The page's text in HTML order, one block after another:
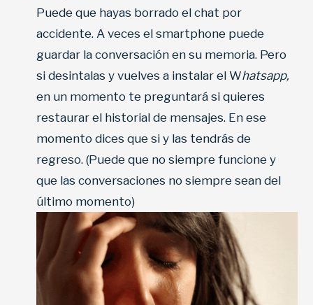
Puede que hayas borrado el chat por
accidente. A veces el smartphone puede
guardar la conversación en su memoria. Pero
si desintalas y vuelves a instalar el Whatsapp,
en un momento te preguntará si quieres
restaurar el historial de mensajes. En ese
momento dices que si y las tendrás de
regreso. (Puede que no siempre funcione y
que las conversaciones no siempre sean del
último momento)